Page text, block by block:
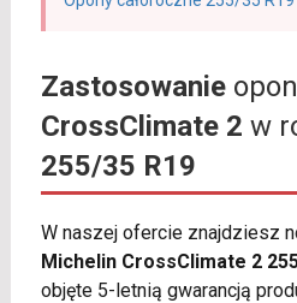
Zastosowanie
CrossClimate 2 w
255/35 R19
W naszej ofercie znajdziesz
Michelin CrossClimate 2
objęte 5-letnią gwarancją